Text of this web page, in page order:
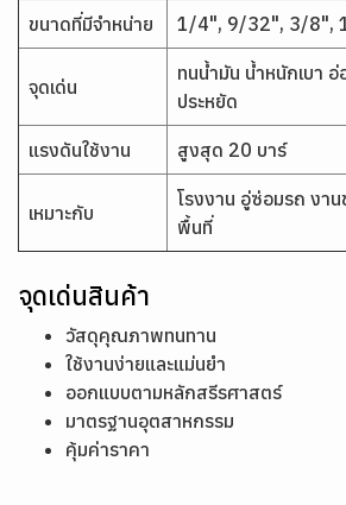
ขนาดที่มีจำหน่าย 1/4", 9/32", 3/8",
จุดเด่น
ทนน้ำมัน น้ำหนักเบา
ประหยัด
แรงดันใช้งาน สูงสุด 20 บาร์
เหมาะกับ
โรงงาน อู่ซ่อมรถ งาน
พื้นที่
จุดเด่นสินค้า
วัสดุคุณภาพทนทาน
ใช้งานง่ายและแม่นยำ
ออกแบบตามหลักสรีรศาสตร์
มาตรฐานอุตสาหกรรม
คุ้มค่าราคา